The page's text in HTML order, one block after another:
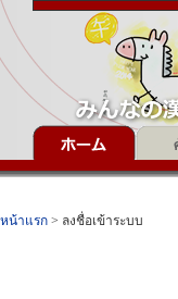
หน้าแรก > ลงชื่อเข้าระบบ